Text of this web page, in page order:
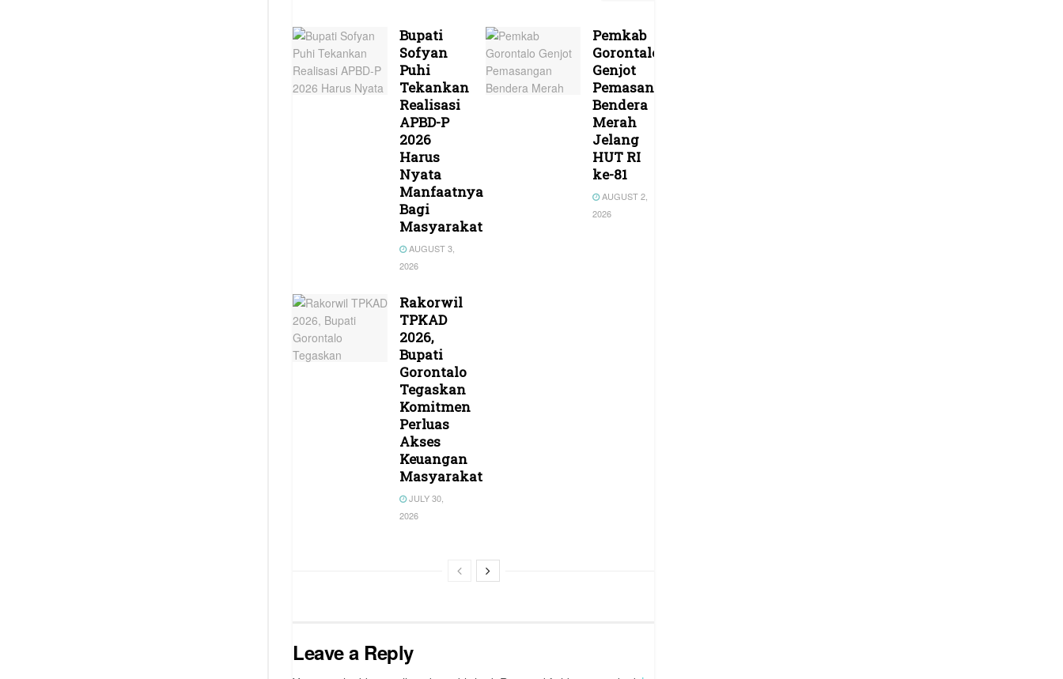
Bupati
Sofyan
Puhi
Tekankan
Realisasi
APBD-P
2026
Harus
Nyata
Manfaatnya
Bagi
Masyarakat
AUGUST 3,
2026
Pemkab
Gorontalo
Genjot
Pemasangan
Bendera
Merah
Jelang
HUT RI
ke-81
AUGUST 2,
2026
Rakorwil
TPKAD
2026,
Bupati
Gorontalo
Tegaskan
Komitmen
Perluas
Akses
Keuangan
Masyarakat
JULY 30,
2026
Leave a Reply